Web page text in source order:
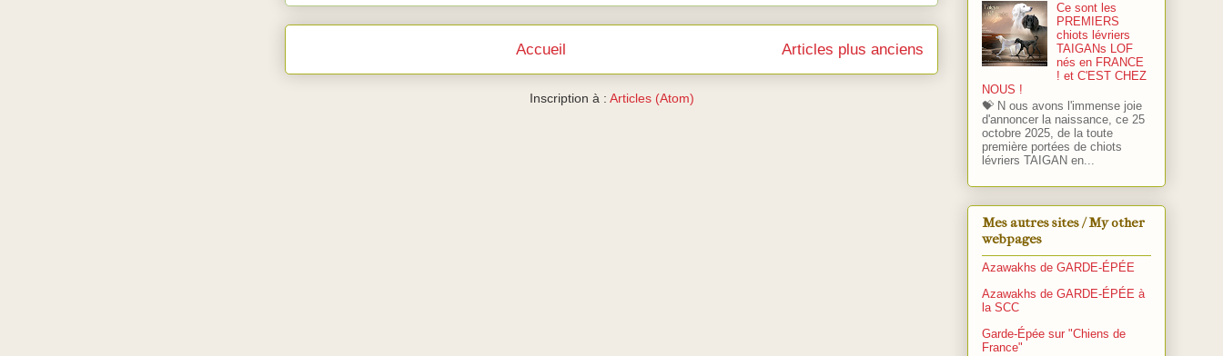
Articles plus anciens
Accueil
Inscription à : Articles (Atom)
Ce sont les
PREMIERS
chiots lévriers
TAIGANs LOF
nés en FRANCE
! et C'EST CHEZ
NOUS !
💝 N ous avons l'immense joie
d'annoncer la naissance, ce 25
octobre 2025, de la toute
première portées de chiots
lévriers TAIGAN en...
Mes autres sites / My other
webpages
Azawakhs de GARDE-ÉPÉE
Azawakhs de GARDE-ÉPÉE à
la SCC
Garde-Épée sur "Chiens de
France"